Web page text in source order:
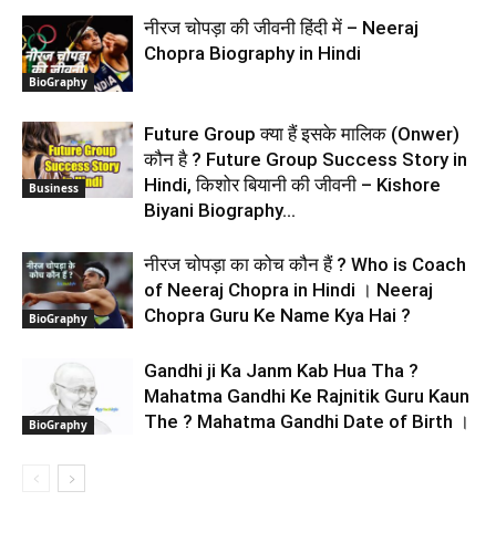
BioGraphy
नीरज चोपड़ा की जीवनी हिंदी में – Neeraj
Chopra Biography in Hindi
Business
Future Group क्या हैं इसके मालिक (Onwer)
कौन है ? Future Group Success Story in
Hindi, किशोर बियानी की जीवनी – Kishore
Biyani Biography...
BioGraphy
नीरज चोपड़ा का कोच कौन हैं ? Who is Coach
of Neeraj Chopra in Hindi । Neeraj
Chopra Guru Ke Name Kya Hai ?
BioGraphy
Gandhi ji Ka Janm Kab Hua Tha ?
Mahatma Gandhi Ke Rajnitik Guru Kaun
The ? Mahatma Gandhi Date of Birth ।